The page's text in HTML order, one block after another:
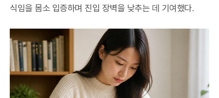
식임을 몸소 입증하며 진입 장벽을 낮추는 데 기여했다.